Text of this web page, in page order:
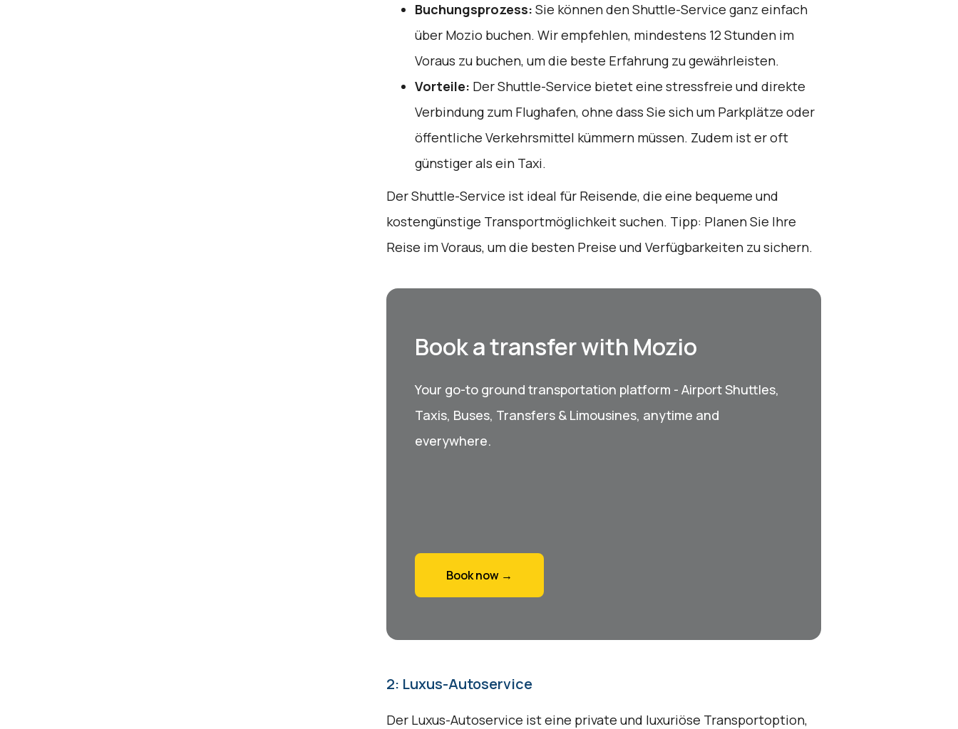
Buchungsprozess: Sie können den Shuttle-Service ganz einfach
über Mozio buchen. Wir empfehlen, mindestens 12 Stunden im
Voraus zu buchen, um die beste Erfahrung zu gewährleisten.
Vorteile: Der Shuttle-Service bietet eine stressfreie und direkte
Verbindung zum Flughafen, ohne dass Sie sich um Parkplätze oder
öffentliche Verkehrsmittel kümmern müssen. Zudem ist er oft
günstiger als ein Taxi.
Der Shuttle-Service ist ideal für Reisende, die eine bequeme und
kostengünstige Transportmöglichkeit suchen. Tipp: Planen Sie Ihre
Reise im Voraus, um die besten Preise und Verfügbarkeiten zu sichern.
Book a transfer with Mozio
Your go-to ground transportation platform - Airport Shuttles,
Taxis, Buses, Transfers & Limousines, anytime and
everywhere.
Book now →
2: Luxus-Autoservice
Der Luxus-Autoservice ist eine private und luxuriöse Transportoption,